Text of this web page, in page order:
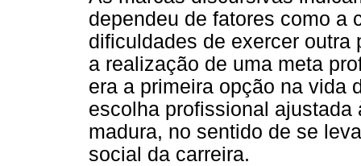
dependeu de fatores como a
dificuldades de exercer
a realização de uma meta
era a primeira opção na vida
escolha profissional
madura, no sentido de se
social da carreira.